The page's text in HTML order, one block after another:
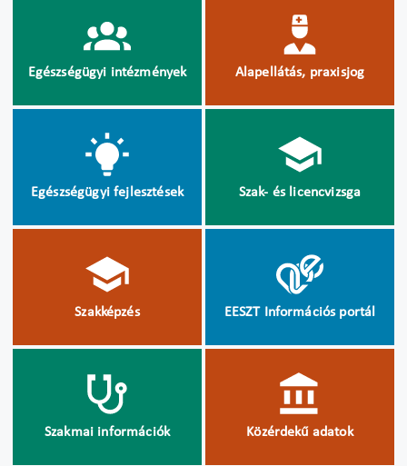
Egészségügyi intézmények Alapellátás, praxisjog
Egészségügyi fejlesztések Szak- és licencvizsga
Szakképzés EESZT Információs portál
Szakmai információk Közérdekű adatok